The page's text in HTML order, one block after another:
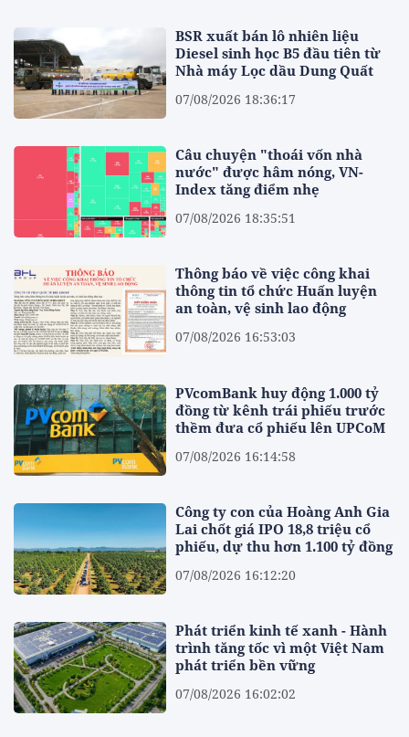
BSR xuất bán lô nhiên liệu
Diesel sinh học B5 đầu tiên từ
Nhà máy Lọc dầu Dung Quất
07/08/2026 18:36:17
Câu chuyện "thoái vốn nhà
nước" được hâm nóng, VN-
Index tăng điểm nhẹ
07/08/2026 18:35:51
Thông báo về việc công khai
thông tin tổ chức Huấn luyện
an toàn, vệ sinh lao động
07/08/2026 16:53:03
PVcomBank huy động 1.000 tỷ
đồng từ kênh trái phiếu trước
thềm đưa cổ phiếu lên UPCoM
07/08/2026 16:14:58
Công ty con của Hoàng Anh Gia
Lai chốt giá IPO 18,8 triệu cổ
phiếu, dự thu hơn 1.100 tỷ đồng
07/08/2026 16:12:20
Phát triển kinh tế xanh - Hành
trình tăng tốc vì một Việt Nam
phát triển bền vững
07/08/2026 16:02:02